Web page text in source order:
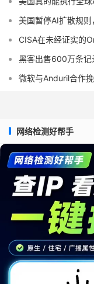
美国暂停AI扩散规
CISA在未经证实的
黑客出售600万条
微软与Anduril合作
网络检测好帮手